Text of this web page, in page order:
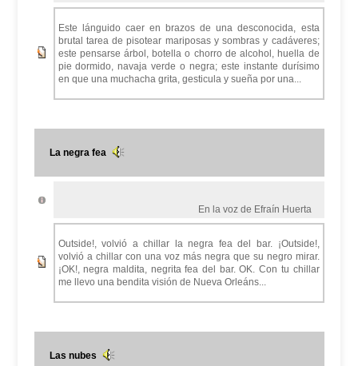
Este lánguido caer en brazos de una desconocida, esta
brutal tarea de pisotear mariposas y sombras y cadáveres;
este pensarse árbol, botella o chorro de alcohol, huella de
pie dormido, navaja verde o negra; este instante durísimo
en que una muchacha grita, gesticula y sueña por una...
La negra fea
En la voz de Efraín Huerta
Outside!, volvió a chillar la negra fea del bar. ¡Outside!,
volvió a chillar con una voz más negra que su negro mirar.
¡OK!, negra maldita, negrita fea del bar. OK. Con tu chillar
me llevo una bendita visión de Nueva Orleáns...
Las nubes